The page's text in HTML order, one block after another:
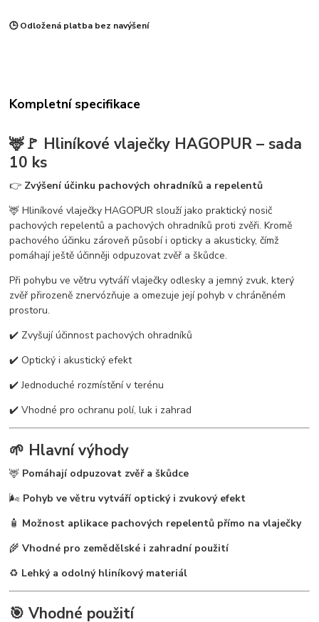
🕒 Odložená platba bez navýšení
Kompletní specifikace
🦌🚩 Hliníkové vlaječky HAGOPUR – sada
10 ks
👉 Zvýšení účinku pachových ohradníků a repelentů
🦌 Hliníkové vlaječky HAGOPUR slouží jako praktický nosič
pachových repelentů a pachových ohradníků proti zvěři. Kromě
pachového účinku zároveň působí i opticky a akusticky, čímž
pomáhají ještě účinněji odpuzovat zvěř a škůdce.
Při pohybu ve větru vytváří vlaječky odlesky a jemný zvuk, který
zvěř přirozeně znervózňuje a omezuje její pohyb v chráněném
prostoru.
✔️ Zvyšují účinnost pachových ohradníků
✔️ Optický i akustický efekt
✔️ Jednoduché rozmístění v terénu
✔️ Vhodné pro ochranu polí, luk i zahrad
🌱 Hlavní výhody
🦌 Pomáhají odpuzovat zvěř a škůdce
🌬️ Pohyb ve větru vytváří optický i zvukový efekt
🧴 Možnost aplikace pachových repelentů přímo na vlaječky
🌾Vhodné pro zemědělské i zahradní použití
♻️ Lehký a odolný hliníkový materiál
🎯 Vhodné použití